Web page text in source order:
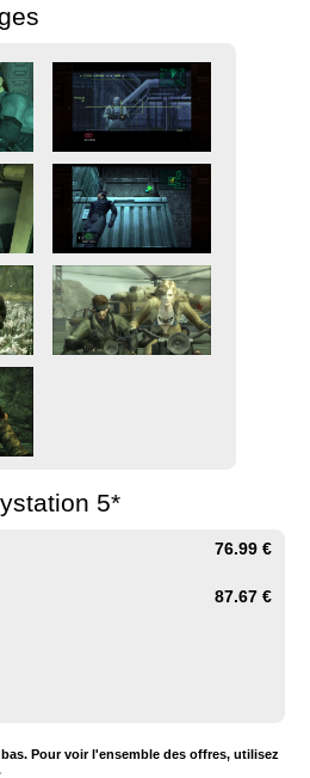
5*
76.99 €
87.67 €
Pour voir l'ensemble des offres, utilisez